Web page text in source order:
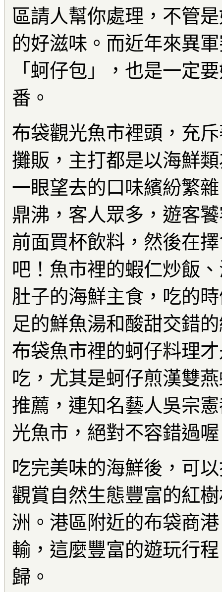
區請人幫你處理，不管
的好滋味。而近年來異
「蚵仔包」，也是一定
番。
布袋觀光魚市裡頭，充
攤販，主打都是以海鮮
一眼望去的口味繽紛繁
鼎沸，客人眾多，遊客
前面買杯飲料，然後在
吧！魚市裡的蝦仁炒飯
肚子的海鮮主食，吃的
足的鮮魚湯和酸甜交錯
布袋魚市裡的蚵仔料理
吃，尤其是蚵仔煎漢雙
推薦，連知名藝人吳宗
光魚市，絕對不容錯過
吃完美味的海鮮後，可
觀賞自然生態豐富的紅
洲。港區附近的布袋商
輸，這麼豐富的遊玩行
歸。